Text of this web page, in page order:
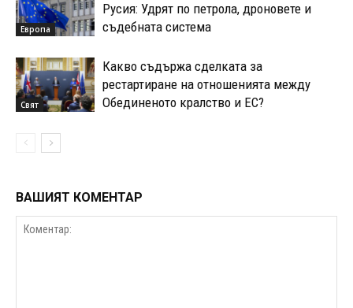
Европа
Русия: Удрят по петрола, дроновете и
съдебната система
Свят
Какво съдържа сделката за
рестартиране на отношенията между
Обединеното кралство и ЕС?
ВАШИЯТ КОМЕНТАР